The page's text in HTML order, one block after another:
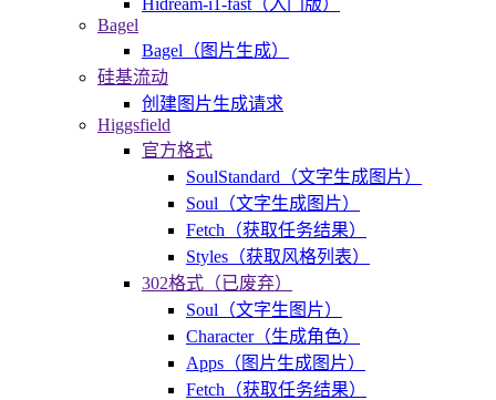
Bagel
Bagel（图片生成）
硅基流动
创建图片生成请求
Higgsfield
官方格式
SoulStandard（文字生成图片）
Soul（文字生成图片）
Fetch（获取任务结果）
Styles（获取风格列表）
302格式（已废弃）
Soul（文字生图片）
Character（生成角色）
Apps（图片生成图片）
Fetch（获取任务结果）